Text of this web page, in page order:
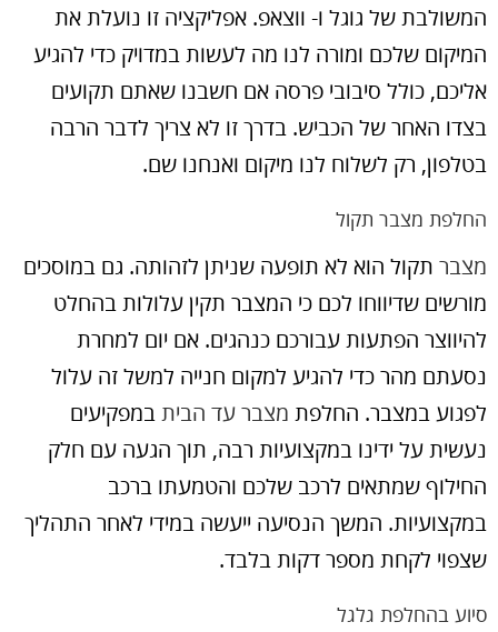
המשולבת של גוגל ו- ווצאפ. אפליקציה זו נועלת את
המיקום שלכם ומורה לנו מה לעשות במדויק כדי להגיע
אליכם, כולל סיבובי פרסה אם חשבנו שאתם תקועים
בצדו האחר של הכביש. בדרך זו לא צריך לדבר הרבה
בטלפון, רק לשלוח לנו מיקום ואנחנו שם.
החלפת מצבר תקול
מצבר תקול הוא לא תופעה שניתן לזהותה. גם במוסכים
מורשים שדיווחו לכם כי המצבר תקין עלולות בהחלט
להיווצר הפתעות עבורכם כנהגים. אם יום למחרת
נסעתם מהר כדי להגיע למקום חנייה למשל זה עלול
לפגוע במצבר. החלפת מצבר עד הביתבמפקיעים
נעשית על ידינו במקצועיות רבה, תוך הגעה עם חלק
החילוף שמתאים לרכב שלכם והטמעתו ברכב
במקצועיות. המשך הנסיעה ייעשה במידי לאחר התהליך
שצפוי לקחת מספר דקות בלבד.
סיוע בהחלפת גלגל